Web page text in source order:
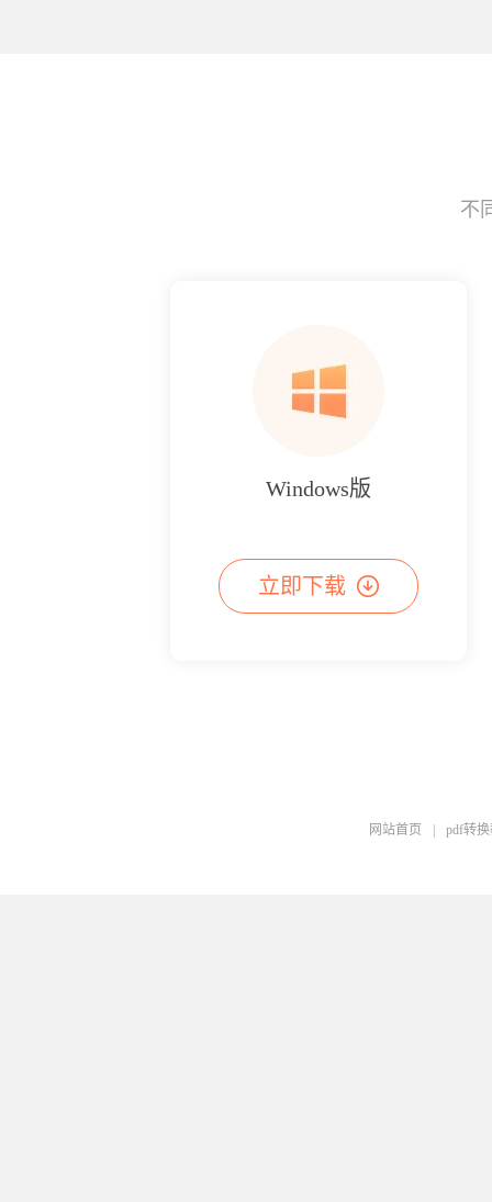
不
Windows版
立即下载
网站首页 pdf转